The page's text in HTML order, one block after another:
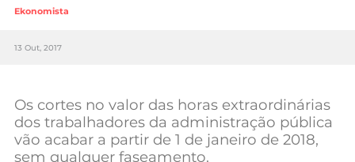
Sociedade
Tecnologia
Negócios
Mundial 2026
Ekonomista
13 Out, 2017
Os cortes no valor das horas extraordinárias
dos trabalhadores da administração pública
vão acabar a partir de 1 de janeiro de 2018,
sem qualquer faseamento.